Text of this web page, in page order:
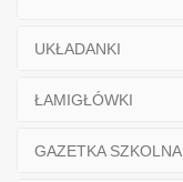
UKŁADANKI
ŁAMIGŁÓWKI
GAZETKA SZKOLNA